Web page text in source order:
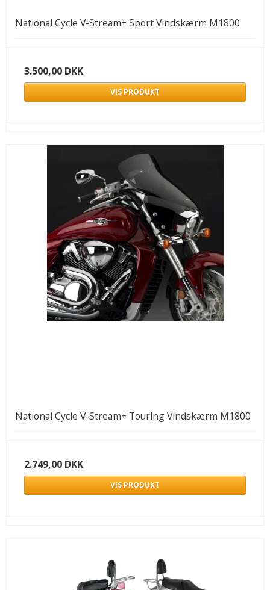
National Cycle V-Stream+ Sport Vindskærm M1800
3.500,00 DKK
VIS PRODUKT
National Cycle V-Stream+ Touring Vindskærm M1800
2.749,00 DKK
VIS PRODUKT